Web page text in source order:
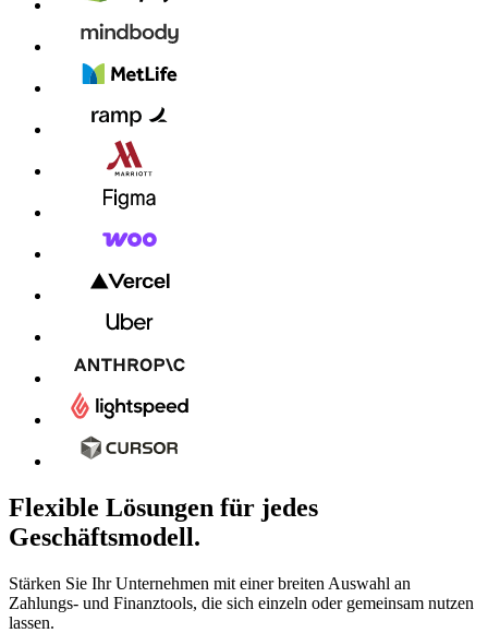
Flexible Lösungen für jedes
Geschäftsmodell.
Stärken Sie Ihr Unternehmen mit einer breiten Auswahl an
Zahlungs- und Finanztools, die sich einzeln oder gemeinsam nutzen
lassen.
monatlich